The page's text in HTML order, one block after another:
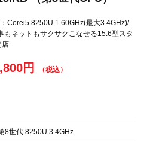
Corei5 8250U 1.60GHz(最大3.4GHz)/
もネットもサクサクこなせる15.6型スタ
店
円
8世代 8250U 3.4GHz